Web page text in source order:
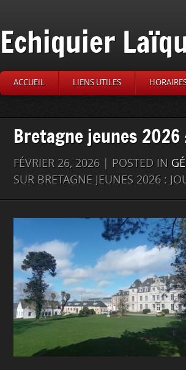
Echiquier
ACCUEIL LIENS UTILES
Bretagne jeunes
FÉVRIER 26, 2026 | POSTED IN
SUR BRETAGNE JEUNES 2026 :